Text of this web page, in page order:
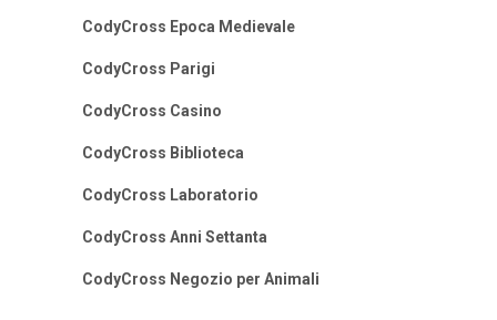
CodyCross Epoca Medievale
CodyCross Parigi
CodyCross Casino
CodyCross Biblioteca
CodyCross Laboratorio
CodyCross Anni Settanta
CodyCross Negozio per Animali